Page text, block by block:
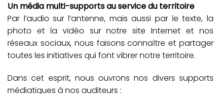
Un média multi-supports au service du territoire
Par l’audio sur l’antenne, mais aussi par le texte, la
photo et la vidéo sur notre site Internet et nos
réseaux sociaux, nous faisons connaître et partager
toutes les initiatives qui font vibrer notre territoire.
Dans cet esprit, nous ouvrons nos divers supports
médiatiques à nos auditeurs :